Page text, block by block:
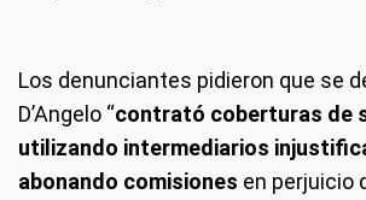
Los denunciantes pidieron que se
D’Angelo “contrató coberturas de
utilizando intermediarios
abonando comisiones en perjuicio